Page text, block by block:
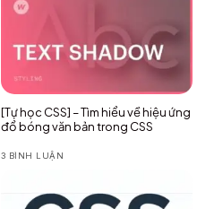
[Tự học CSS] – Tìm hiểu về hiệu ứng
đổ bóng văn bản trong CSS
3 BÌNH LUẬN